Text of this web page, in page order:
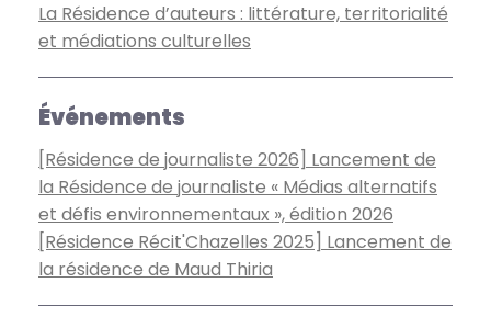
La Résidence d’auteurs : littérature, territorialité
et médiations culturelles
Événements
[Résidence de journaliste 2026] Lancement de
la Résidence de journaliste « Médias alternatifs
et défis environnementaux », édition 2026
[Résidence Récit'Chazelles 2025] Lancement de
la résidence de Maud Thiria